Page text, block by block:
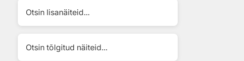
Otsin lisanäiteid...
Otsin tõlgitud näiteid...